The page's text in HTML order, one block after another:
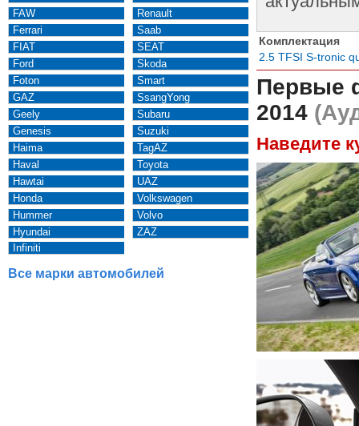
FAW
Ferrari
FIAT
Ford
Foton
GAZ
Geely
Genesis
Haima
Haval
Hawtai
Honda
Hummer
Hyundai
Infiniti
Renault
Saab
SEAT
Skoda
Smart
SsangYong
Subaru
Suzuki
TagAZ
Toyota
UAZ
Volkswagen
Volvo
ZAZ
Все марки автомобилей
Комплектация
2.5 TFSI S-tronic
Первые
2014
Наведите